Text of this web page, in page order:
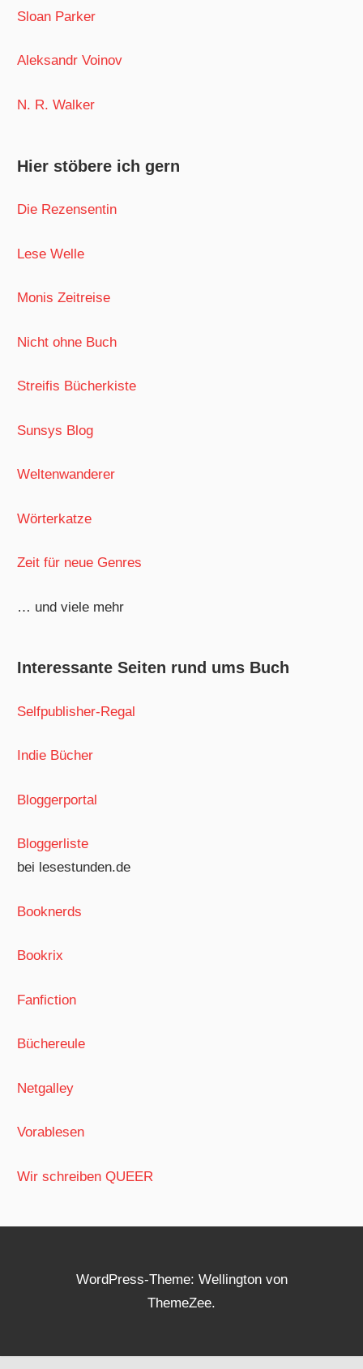
Sloan Parker
Aleksandr Voinov
N. R. Walker
Hier stöbere ich gern
Die Rezensentin
Lese Welle
Monis Zeitreise
Nicht ohne Buch
Streifis Bücherkiste
Sunsys Blog
Weltenwanderer
Wörterkatze
Zeit für neue Genres
… und viele mehr
Interessante Seiten rund ums Buch
Selfpublisher-Regal
Indie Bücher
Bloggerportal
Bloggerliste
bei lesestunden.de
Booknerds
Bookrix
Fanfiction
Büchereule
Netgalley
Vorablesen
Wir schreiben QUEER
WordPress-Theme: Wellington von
ThemeZee.